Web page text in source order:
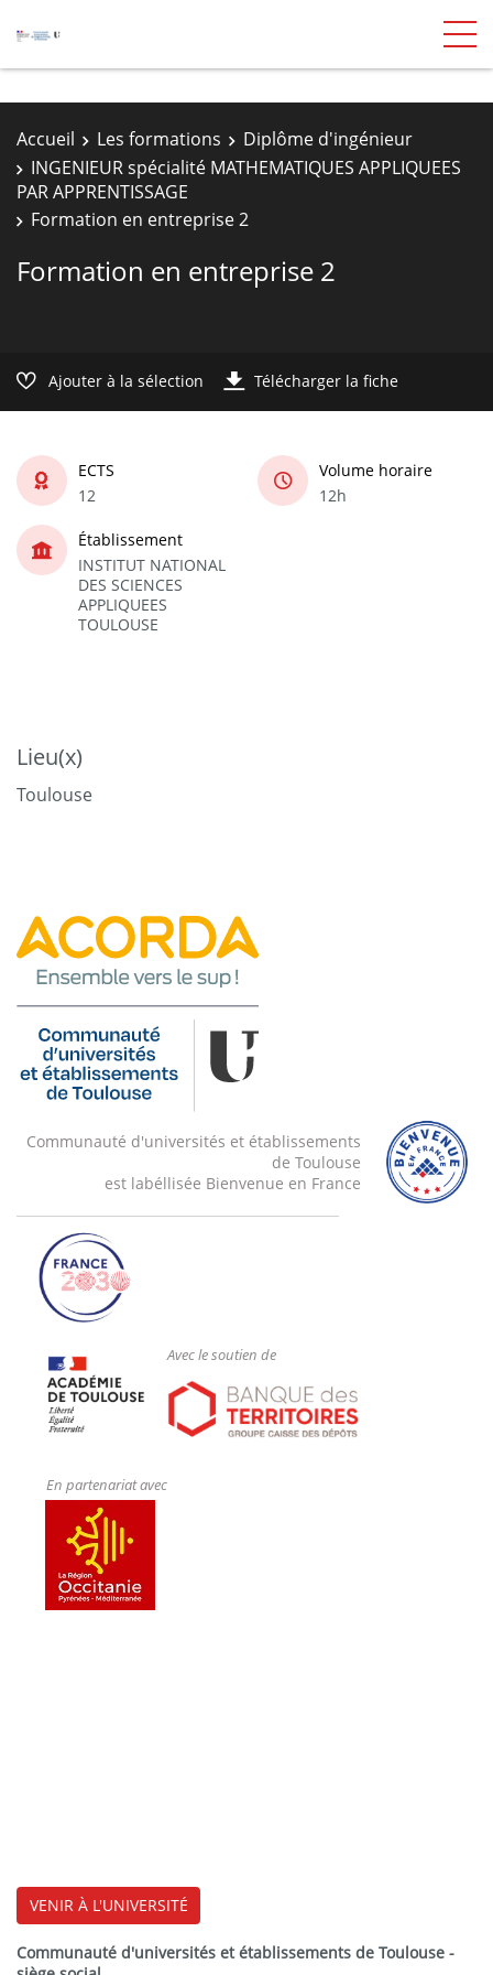
Accueil Les formations
Diplôme d'ingénieur
INGENIEUR spécialité MATHEMATIQUES APPLIQUEES
PAR APPRENTISSAGE
Formation en entreprise 2
Formation en entreprise 2
Ajouter à la sélection Télécharger la fiche
ECTS
12
Volume horaire
12h
Établissement
INSTITUT NATIONAL
DES SCIENCES
APPLIQUEES
TOULOUSE
Lieu(x)
Toulouse
Communauté d'universités et établissements
de Toulouse
est labéllisée Bienvenue en France
Avec le soutien de
En partenariat avec
VENIR À L'UNIVERSITÉ
Communauté d'universités et établissements de Toulouse -